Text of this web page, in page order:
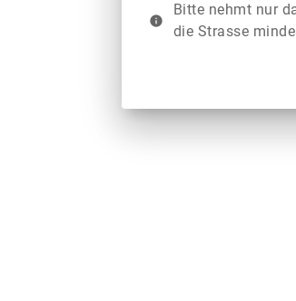
info
Bitte nehmt nur
die Strasse